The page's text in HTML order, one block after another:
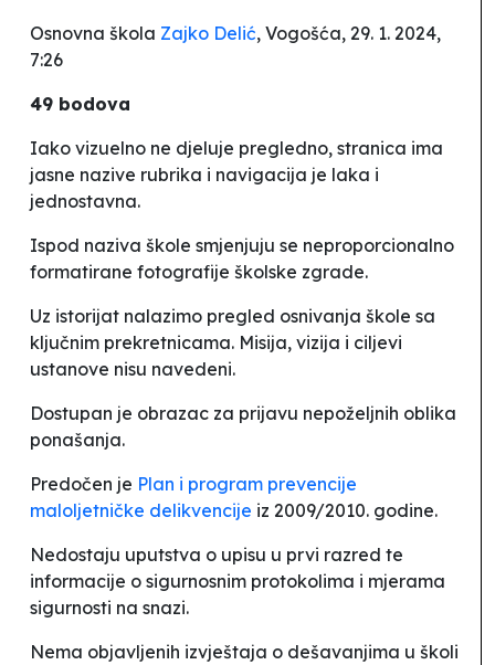
Osnovna škola Zajko Delić, Vogošća, 29. 1. 2024,
7:26
49 bodova
Iako vizuelno ne djeluje pregledno, stranica ima
jasne nazive rubrika i navigacija je laka i
jednostavna.
Ispod naziva škole smjenjuju se neproporcionalno
formatirane fotografije školske zgrade.
Uz istorijat nalazimo pregled osnivanja škole sa
ključnim prekretnicama. Misija, vizija i ciljevi
ustanove nisu navedeni.
Dostupan je obrazac za prijavu nepoželjnih oblika
ponašanja.
Predočen je Plan i program prevencije
maloljetničke delikvencije iz 2009/2010. godine.
Nedostaju uputstva o upisu u prvi razred te
informacije o sigurnosnim protokolima i mjerama
sigurnosti na snazi.
Nema objavljenih izvještaja o dešavanjima u školi